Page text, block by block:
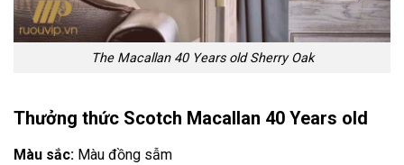
The Macallan 40 Years old Sherry Oak
Thưởng thức Scotch Macallan 40 Years old
Màu sắc: Màu đồng sẫm